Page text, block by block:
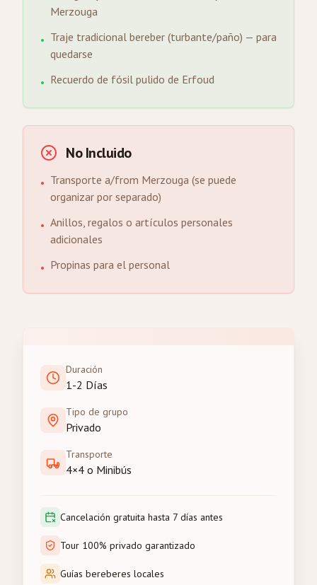
Merzouga
• Traje tradicional bereber (turbante/paño) — para
quedarse
• Recuerdo de fósil pulido de Erfoud
No Incluido
• Transporte a/from Merzouga (se puede
organizar por separado)
• Anillos, regalos o artículos personales
adicionales
• Propinas para el personal
Duración
1-2 Días
Tipo de grupo
Privado
Transporte
4×4 o Minibús
Cancelación gratuita hasta 7 días antes
Tour 100% privado garantizado
Guías bereberes locales